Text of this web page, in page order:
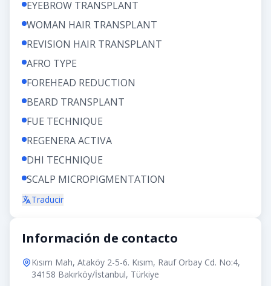
EYEBROW TRANSPLANT
WOMAN HAIR TRANSPLANT
REVISION HAIR TRANSPLANT
AFRO TYPE
FOREHEAD REDUCTION
BEARD TRANSPLANT
FUE TECHNIQUE
REGENERA ACTIVA
DHI TECHNIQUE
SCALP MICROPIGMENTATION
Traducir
Información de contacto
Kısım Mah, Ataköy 2-5-6. Kısım, Rauf Orbay Cd. No:4,
34158 Bakırköy/İstanbul, Türkiye